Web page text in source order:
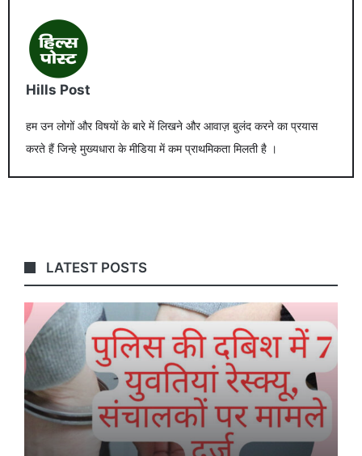
Hills Post
हम उन लोगों और विषयों के बारे में लिखने और आवाज़ बुलंद करने का प्रयास
करते हैं जिन्हे मुख्यधारा के मीडिया में कम प्राथमिकता मिलती है ।
LATEST POSTS